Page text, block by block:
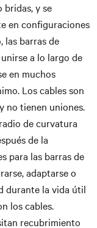
bridas, y se
en configuraciones
las barras de
a lo largo de
en muchos
Los cables son
no tienen uniones.
de curvatura
de la
para las barras de
adaptarse o
durante la vida útil
los cables.
recubrimiento